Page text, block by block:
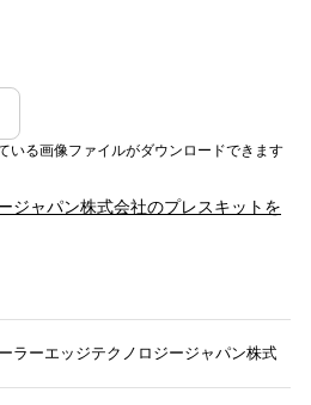
いる画像ファイルがダウンロードできます
ジャパン株式会社のプレスキットを
ラーエッジテクノロジージャパン株式会社